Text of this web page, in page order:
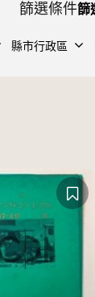
篩選條件
縣市行政區